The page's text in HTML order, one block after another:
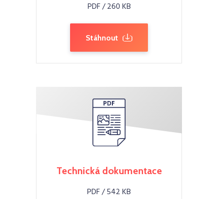
PDF / 260 KB
Stáhnout
Technická dokumentace
PDF / 542 KB